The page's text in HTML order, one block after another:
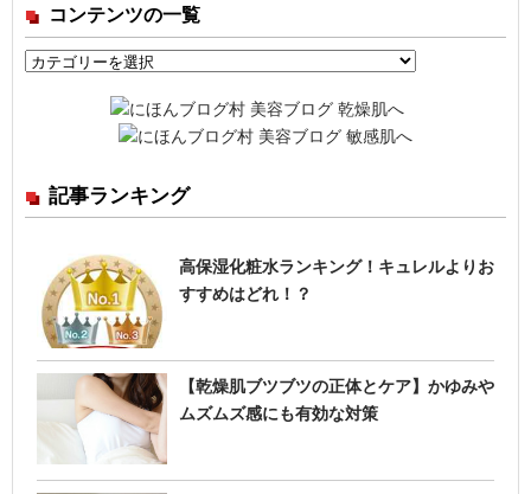
コンテンツの一覧
コ
の 記事ランキング
高保湿化粧水ランキング！キュレルよりお
すすめはどれ！？
【乾燥肌ブツブツの正体とケア】かゆみや
ムズムズ感にも有効な対策